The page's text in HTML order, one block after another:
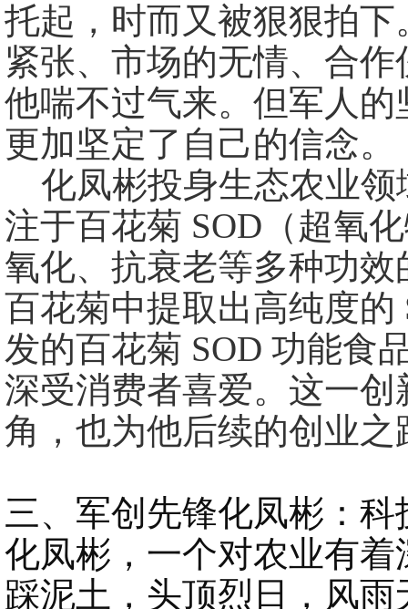
托起，时而又被狠狠拍
紧张、市场的无情、合
他喘不过气来。但军人
更加坚定了自己的信念。
化凤彬投身生态农业领
注于百花菊 SOD（超氧
氧化、抗衰老等多种功
百花菊中提取出高纯度
发的百花菊 SOD 功能食
深受消费者喜爱。这一
角，也为他后续的创业
三、军创先锋化凤彬：
化凤彬，一个对农业有
踩泥土，头顶烈日，风